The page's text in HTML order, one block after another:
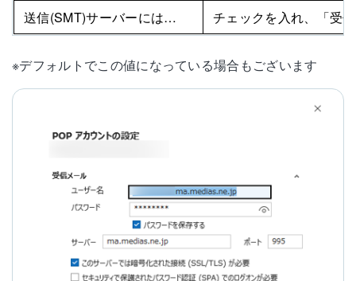
送信(SMT)サーバーには…
チェックを入れ、「受
※デフォルトでこの値になっている場合もございます